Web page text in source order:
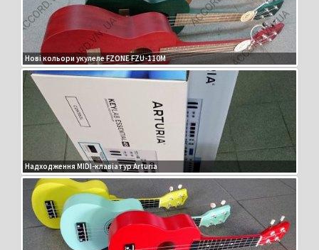
Нові кольори укулеле FZONE FZU-110M
Надходження MIDI-клавіатур Arturia